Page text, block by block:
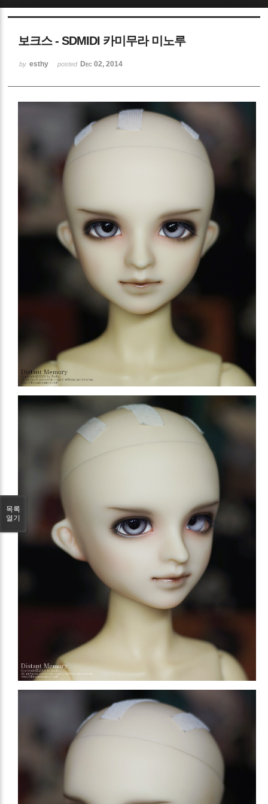
보크스 - SDMIDI 카미무라 미노루
by esthy posted Dec 02, 2014
목록
열기
Sketchbook5, 스케치북5
Sketchbook5, 스케치북5